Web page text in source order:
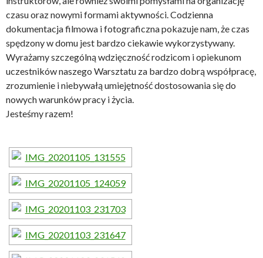
czasu oraz nowymi formami aktywności. Codzienna
dokumentacja filmowa i fotograficzna pokazuje nam, że czas
spędzony w domu jest bardzo ciekawie wykorzystywany.
Wyrażamy szczególną wdzięczność rodzicom i opiekunom
uczestników naszego Warsztatu za bardzo dobrą współpracę,
zrozumienie i niebywałą umiejętność dostosowania się do
nowych warunków pracy i życia.
Jesteśmy razem!